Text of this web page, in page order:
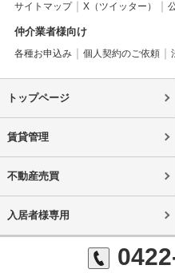
サイトマップ
X（ツイッター）
仲介業者様向け
各種お申込み 個人契約のご依頼
トップページ
賃貸管理
不動産売買
入居者様専用